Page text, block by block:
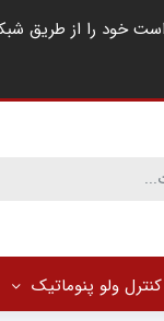
کنترل ولو پنوماتیک